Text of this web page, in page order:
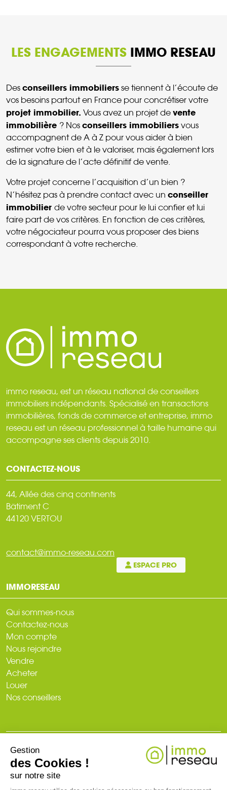
LES ENGAGEMENTS IMMO RESEAU
Des conseillers immobiliers se tiennent à l’écoute de
vos besoins partout en France pour concrétiser votre
projet immobilier. Vous avez un projet de vente
immobilière ? Nos conseillers immobiliers vous
accompagnent de A à Z pour vous aider à bien
estimer votre bien et à le valoriser, mais également lors
de la signature de l’acte définitif de vente.
Votre projet concerne l’acquisition d’un bien ?
N’hésitez pas à prendre contact avec un conseiller
immobilier de votre secteur pour le lui confier et lui
faire part de vos critères. En fonction de ces critères,
votre négociateur pourra vous proposer des biens
correspondant à votre recherche.
immo reseau, est un réseau national de conseillers
immobiliers indépendants. Spécialisé en transactions
immobilières, fonds de commerce et entreprise, immo
reseau est un réseau professionnel à taille humaine qui
accompagne ses clients depuis 2010.
CONTACTEZ-NOUS
44, Allée des cinq continents
Bâtiment C
44120 VERTOU
contact@immo-reseau.com
ESPACE PRO
IMMORESEAU
Qui sommes-nous
Contactez-nous
Mon compte
Nous rejoindre
Vendre
Acheter
Louer
Nos conseillers
Plan du site
Mentions légales
Gestion
des Cookies !
sur notre site